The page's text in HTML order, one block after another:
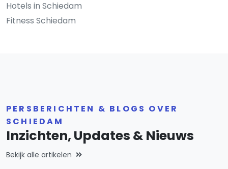
Hotels in Schiedam
Fitness Schiedam
PERSBERICHTEN & BLOGS OVER
SCHIEDAM
Inzichten, Updates & Nieuws
Bekijk alle artikelen